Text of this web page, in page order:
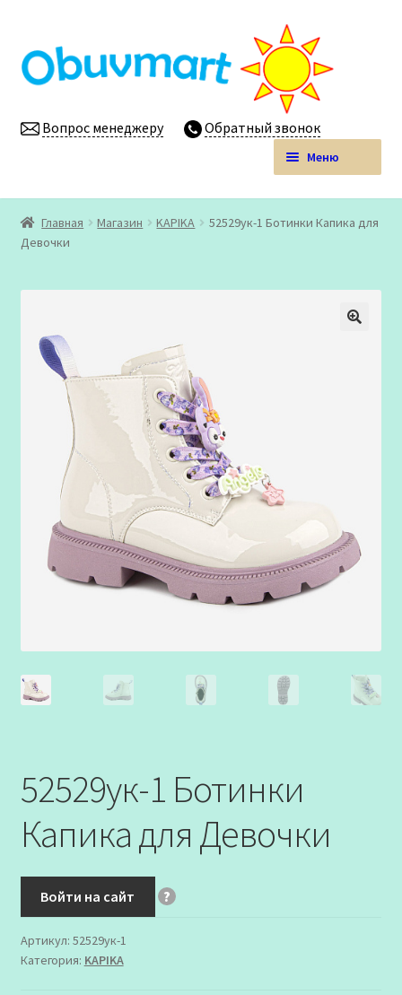
к
навигации
к
содержимому
Вопрос менеджеру Обратный звонок
Меню
Obuvmart.pro | Детская обувь мелким оптом
Магазин
меню
Личный кабинет
Главная Магазин KAPIKA
52529ук-1 Ботинки Капика для
Девочки
52529ук-1 Ботинки
Капика для Девочки
Войти на сайт ?
Артикул: 52529ук-1
Категория: KAPIKA